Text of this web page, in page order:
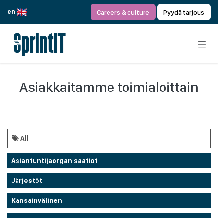
en
Careers & culture Pyydä tarjous
Asiakkaitamme toimialoittain
All
Asiantuntijaorganisaatiot
Järjestöt
Kansainvälinen